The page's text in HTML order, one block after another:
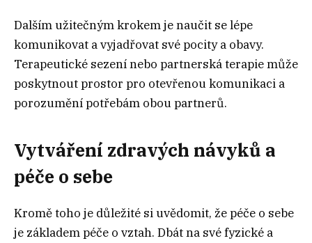
Dalším užitečným krokem je naučit se lépe
komunikovat a vyjadřovat své pocity a obavy.
Terapeutické sezení nebo partnerská terapie může
poskytnout prostor pro otevřenou komunikaci a
porozumění potřebám obou partnerů.
Vytváření zdravých návyků a
péče o sebe
Kromě toho je důležité si uvědomit, že péče o sebe
je základem péče o vztah. Dbát na své fyzické a